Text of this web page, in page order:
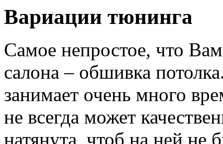
Вариации тюнинга
Самое непростое, что
салона – обшивка
занимает очень много
не всегда может
натянута, чтоб на ней не